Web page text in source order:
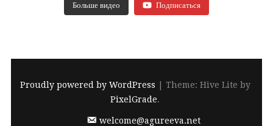
Больше видео Подписаться
Proudly powered by WordPress
Theme: Hive Lite by
PixelGrade.
welcome@agureeva.net